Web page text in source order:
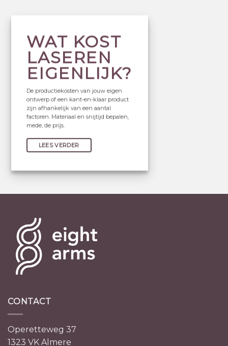
WAT KOST
LASEREN
EIGENLIJK?
De productiekosten van jouw eigen
ontwerp of een kant-en-klaar product
zijn afhankelijk van een aantal
factoren. Materiaal en snijtijd bepalen,
mede, de prijs.
LEES VERDER
CONTACT
Operetteweg 37
1323 VK Almere